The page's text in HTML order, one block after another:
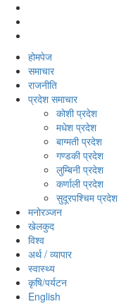
होमपेज
समाचार
राजनीति
प्रदेश समाचार
कोशी प्रदेश
मधेश प्रदेश
बाग्मती प्रदेश
गण्डकी प्रदेश
लुम्बिनी प्रदेश
कर्णाली प्रदेश
सुदूरपश्‍चिम प्रदेश
मनोरञ्‍जन
खेलकुद
विश्‍व
अर्थ / व्यापार
स्वास्थ्य
कृषि/पर्यटन
English